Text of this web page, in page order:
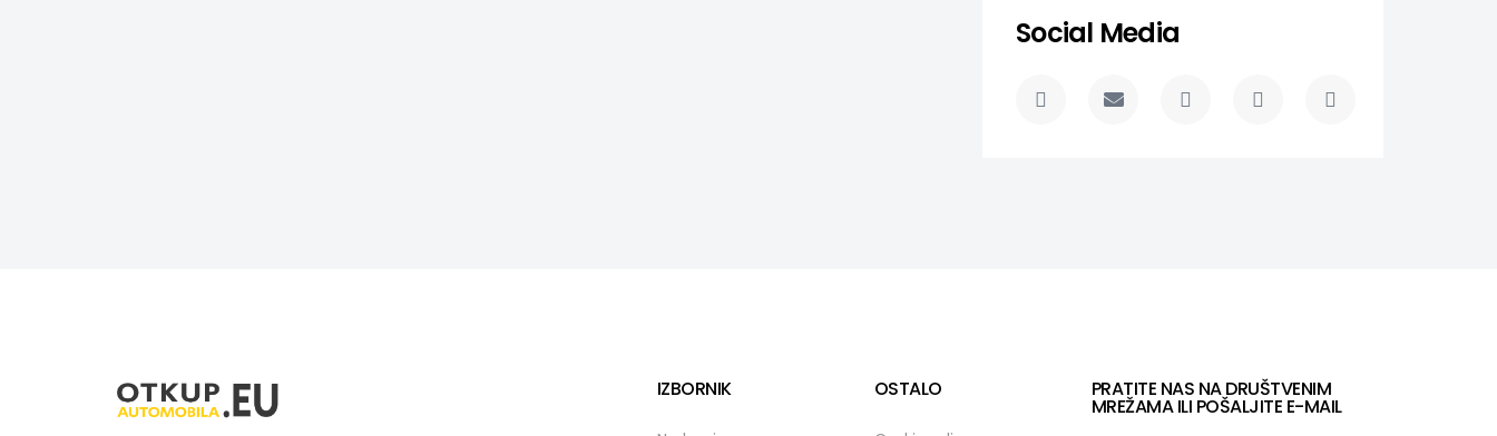
Social Media
IZBORNIK OSTALO PRATITE NAS NA DRUŠTVENIM
MREŽAMA ILI POŠALJITE E-MAIL